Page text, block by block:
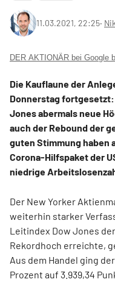
11.03.2021, 22:25‧
DER AKTIONÄR bei Google
Die Kauflaune der
Donnerstag
Jones abermals neue
auch der Rebound der
guten Stimmung haben
Corona-Hilfspaket der
niedrige
Der New Yorker
weiterhin starker
Leitindex Dow Jones
Rekordhoch erreichte,
Aus dem Handel ging
Prozent auf 3.939,34